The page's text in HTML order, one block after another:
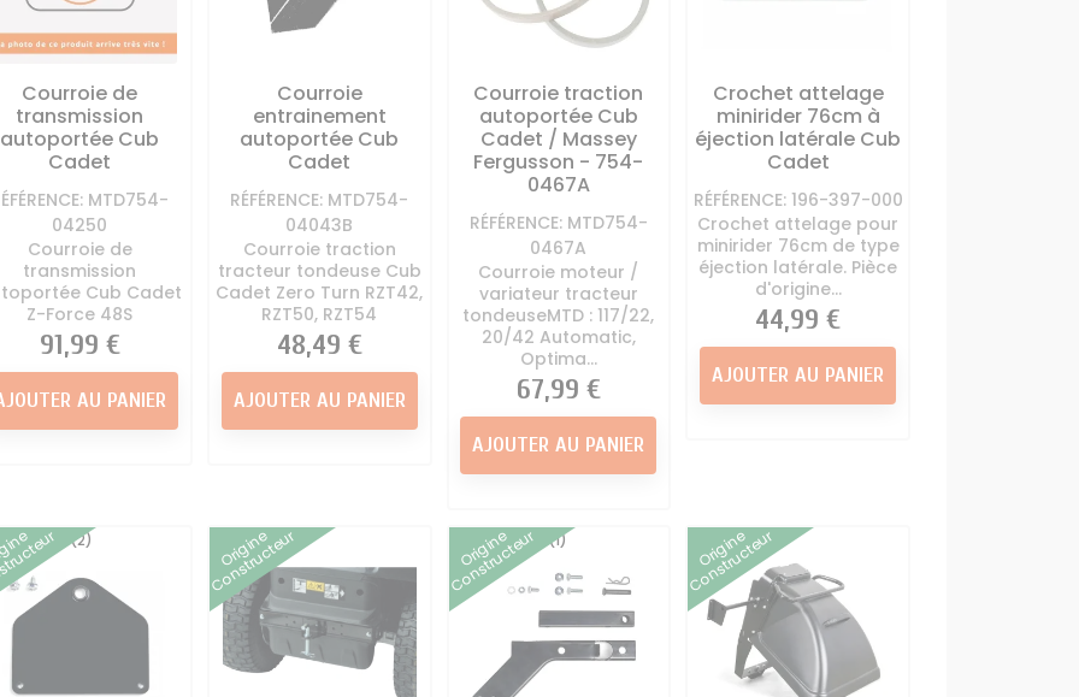
Courroie de
transmission
autoportée Cub
Cadet
MTD754-
04250
Courroie de
transmission
Cub Cadet
Z-Force 48S
Prix
91,99 €
AU PANIER
Courroie
entrainement
autoportée Cub
Cadet
RÉFÉRENCE: MTD754-
04043B
Courroie traction
tracteur tondeuse Cub
Cadet Zero Turn RZT42,
RZT50, RZT54
Prix
48,49 €
AJOUTER AU PANIER
Courroie traction
autoportée Cub
Cadet / Massey
Fergusson - 754-
0467A
RÉFÉRENCE: MTD754-
0467A
Courroie moteur /
variateur tracteur
tondeuseMTD : 117/22,
20/42 Automatic,
Optima...
Prix
67,99 €
AJOUTER AU PANIER
Crochet attelage
minirider 76cm à
éjection latérale Cub
Cadet
RÉFÉRENCE: 196-397-000
Crochet attelage pour
minirider 76cm de type
éjection latérale. Pièce
d'origine...
Prix
44,99 €
AJOUTER AU PANIER
(2) Origine
Constructeur Origine
Constructeur (1) Origine
Constructeur